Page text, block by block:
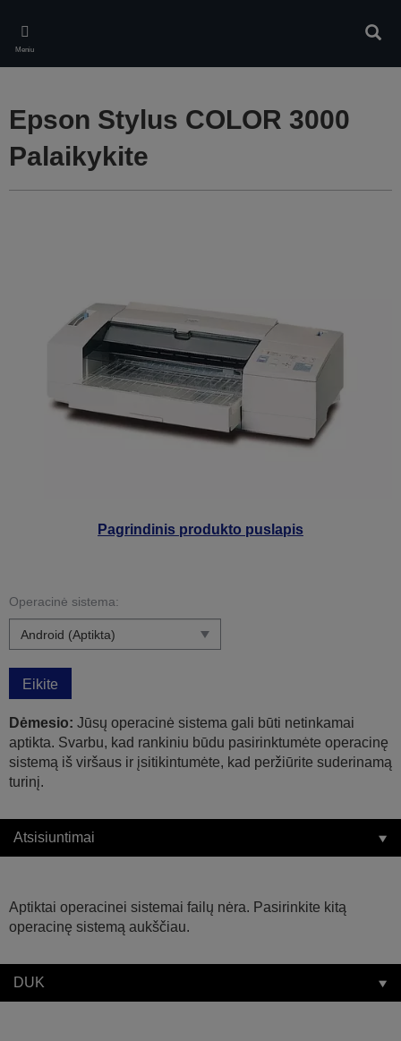
main
content
Meniu
Pagrindinis produkto puslapis
Epson Stylus COLOR 3000
Palaikykite
Operacinė sistema:
Eikite
Dėmesio: Jūsų operacinė sistema gali būti netinkamai
aptikta. Svarbu, kad rankiniu būdu pasirinktumėte operacinę
sistemą iš viršaus ir įsitikintumėte, kad peržiūrite suderinamą
turinį.
Atsisiuntimai
Aptiktai operacinei sistemai failų nėra. Pasirinkite kitą
operacinę sistemą aukščiau.
DUK